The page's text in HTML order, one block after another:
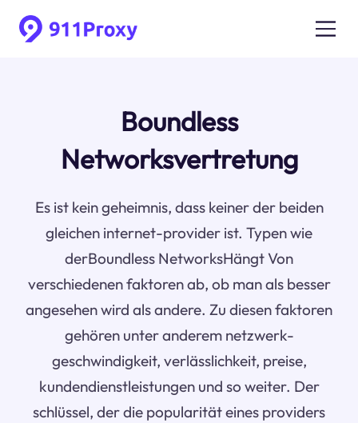
Boundless
Networksvertretung
Es ist kein geheimnis, dass keiner der beiden
gleichen internet-provider ist. Typen wie
derBoundless NetworksHängt Von
verschiedenen faktoren ab, ob man als besser
angesehen wird als andere. Zu diesen faktoren
gehören unter anderem netzwerk-
geschwindigkeit, verlässlichkeit, preise,
kundendienstleistungen und so weiter. Der
schlüssel, der die popularität eines providers